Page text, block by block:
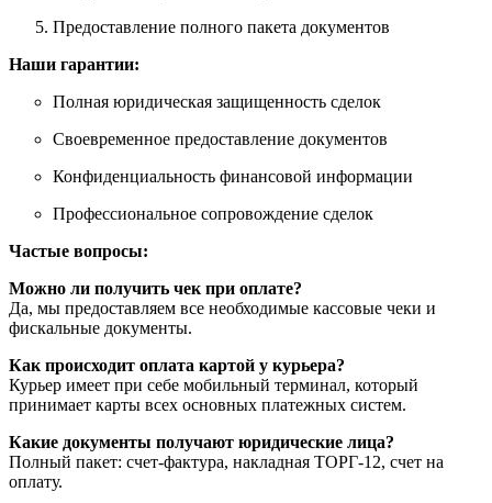
Предоставление полного пакета документов
Наши гарантии:
Полная юридическая защищенность сделок
Своевременное предоставление документов
Конфиденциальность финансовой информации
Профессиональное сопровождение сделок
Частые вопросы:
Можно ли получить чек при оплате?
Да, мы предоставляем все необходимые кассовые чеки и
фискальные документы.
Как происходит оплата картой у курьера?
Курьер имеет при себе мобильный терминал, который
принимает карты всех основных платежных систем.
Какие документы получают юридические лица?
Полный пакет: счет-фактура, накладная ТОРГ-12, счет на
оплату.